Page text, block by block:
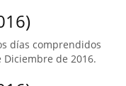
días comprendidos
de 2016.